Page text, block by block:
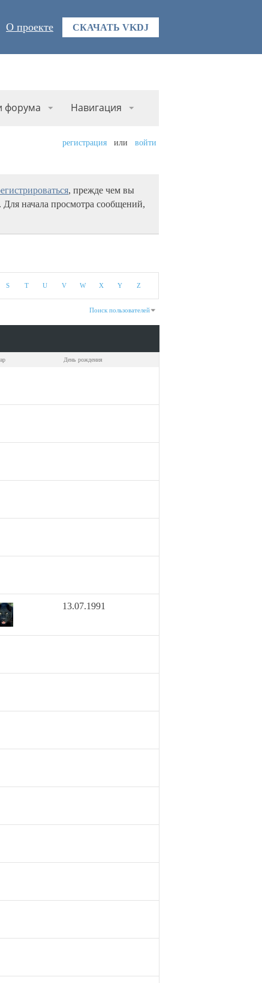
О проекте СКАЧАТЬ VKDJ
форума Навигация
регистрация или войти
, прежде чем вы
начала просмотра сообщений,
S T U V W X Y Z
Поиск пользователей
День рождения
13.07.1991